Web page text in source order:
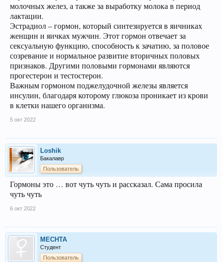
молочных желез, а также за выработку молока в период
лактации.
Эстрадиол – гормон, который синтезируется в яичниках
женщин и яичках мужчин. Этот гормон отвечает за
сексуальную функцию, способность к зачатию, за половое
созревание и нормальное развитие вторичных половых
признаков. Другими половыми гормонами являются
прогестерон и тестостерон.
Важным гормоном поджелудочной железы является
инсулин, благодаря которому глюкоза проникает из крови
в клетки нашего организма.
5 окт 2022
Loshik
Бакалавр
Пользователь
Гормоны это … вот чуть чуть и рассказал. Сама просила
чуть чуть
6 окт 2022
MECHTA
Студент
Пользователь